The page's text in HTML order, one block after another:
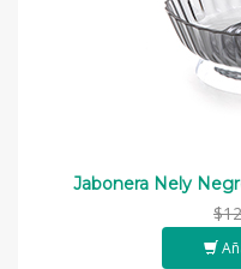
Jabonera Nely